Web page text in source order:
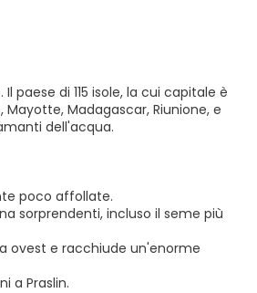
paese di 115 isole, la cui capitale è
Madagascar, Riunione, e
dell'acqua.
poco affollate.
sorprendenti, incluso il seme più
ovest e racchiude un'enorme
a Praslin.